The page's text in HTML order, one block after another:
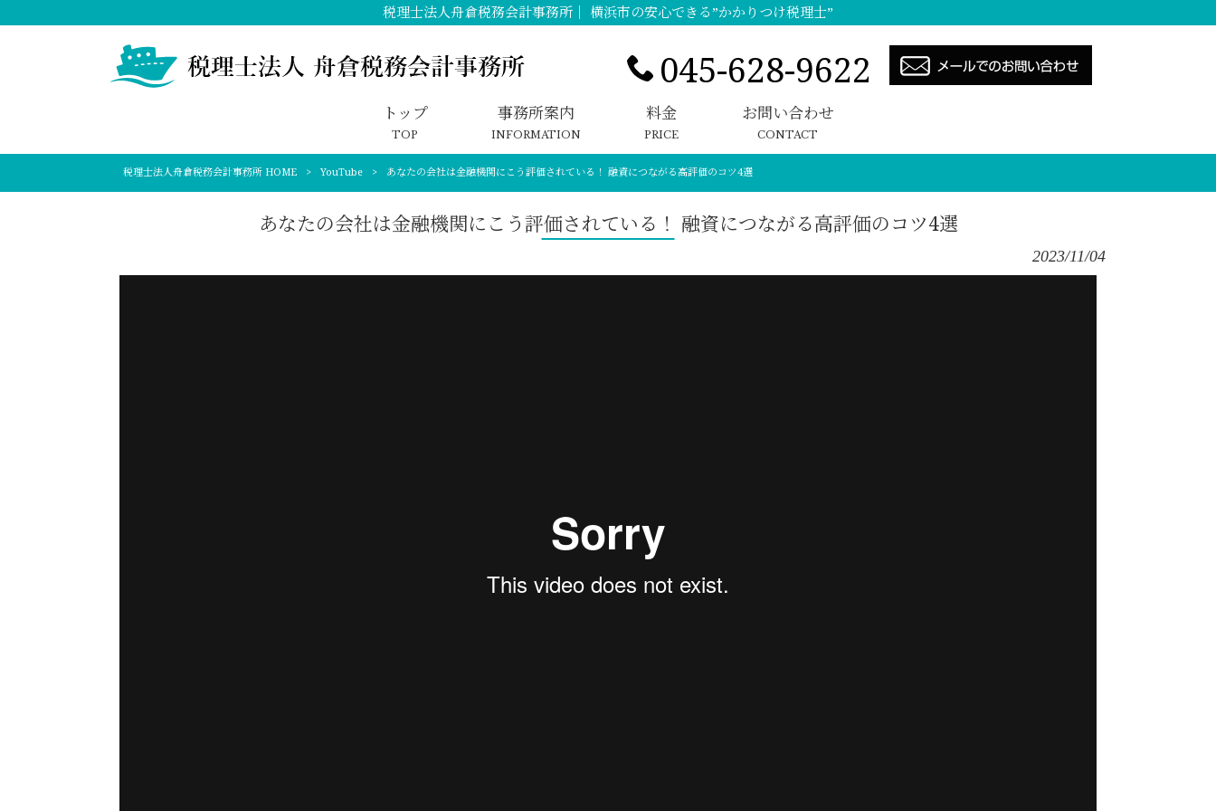
税理士法人舟倉税務会計事務所｜ 横浜市の安心できる”かかりつけ税理士”
045-628-9622
トップ
TOP
事務所案内
INFORMATION
料金
PRICE
お問い合わせ
CONTACT
税理士法人舟倉税務会計事務所 HOME > YouTube > あなたの会社は金融機関にこう評価されている！ 融資につながる高評価のコツ4選
あなたの会社は金融機関にこう評価されている！ 融資につながる高評価のコツ4選
2023/11/04